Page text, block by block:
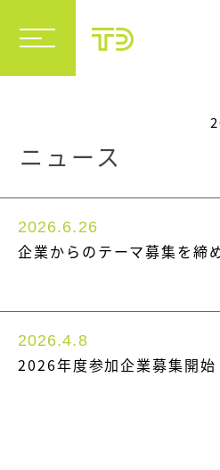
ニュース
2026.6.26
企業からのテーマ募集を締
2026.4.8
2026年度参加企業募集開始